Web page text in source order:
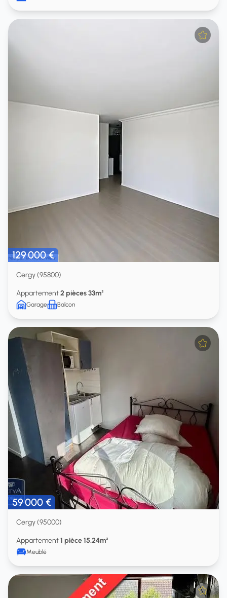
129 000 €
Cergy (95800)
Appartement2 pièces 33m²
Garage Balcon
59 000 €
Cergy (95000)
Appartement1 pièce 15.24m²
Meublé